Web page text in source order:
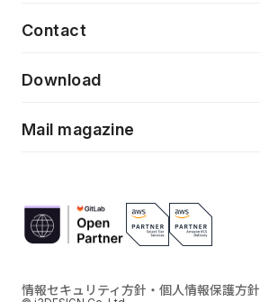
Event/Seminer
Contact
Download
Mail magazine
情報セキュリティ方針・個人情報保護方針